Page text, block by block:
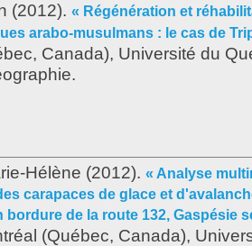
(2012). « Régénération et
arabo-musulmans : le cas de
Canada), Université du
Hélène (2012). « Analyse
carapaces de glace et
bordure de la route 132, Gaspésie
(Québec, Canada),